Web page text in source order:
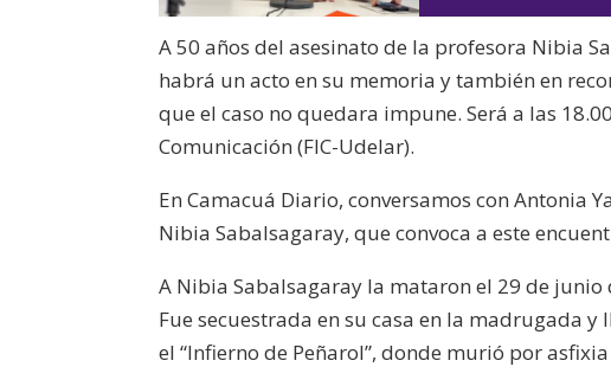
A 50 años del asesinato de la profesora Nibia
habrá un acto en su memoria y también en
que el caso no quedara impune. Será a las
Comunicación (FIC-Udelar).
En Camacuá Diario, conversamos con Antonia
Nibia Sabalsagaray, que convoca a este
A Nibia Sabalsagaray la mataron el 29 de
Fue secuestrada en su casa en la madrugada
el “Infierno de Peñarol”, donde murió por